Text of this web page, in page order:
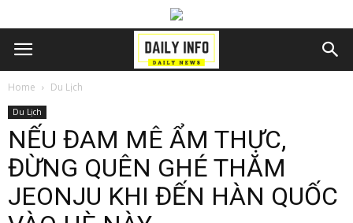
Home Du Lịch
Du Lịch
NẾU ĐAM MÊ ẨM THỰC,
ĐỪNG QUÊN GHÉ THĂM
JEONJU KHI ĐẾN HÀN QUỐC